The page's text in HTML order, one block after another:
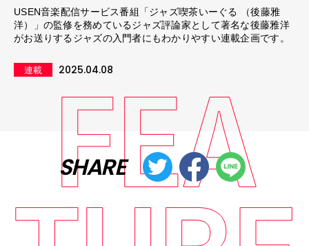
USEN音楽配信サービス番組「ジャズ喫茶いーぐる （後藤雅
洋）」の監修を務めているジャズ評論家として著名な後藤雅洋
がお送りするジャズの入門者にもわかりやすい連載企画です。
連載 2025.04.08
SHARE